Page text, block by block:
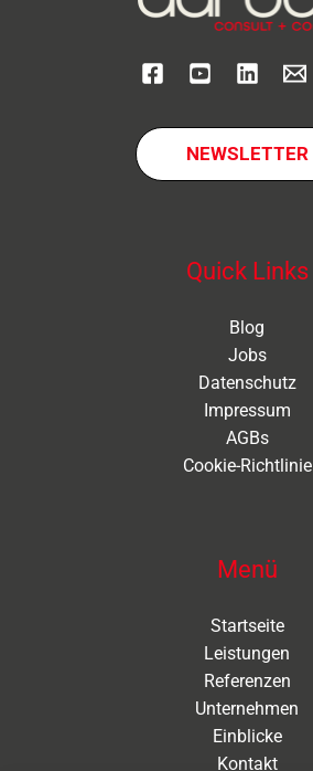
NEWSLETTER
Quick Links
Blog
Jobs
Datenschutz
Impressum
AGBs
Cookie-Richtlinie
Menü
Startseite
Leistungen
Referenzen
Unternehmen
Einblicke
Kontakt